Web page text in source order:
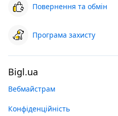
Повернення та обмін
Програма захисту
Bigl.ua
Вебмайстрам
Конфіденційність